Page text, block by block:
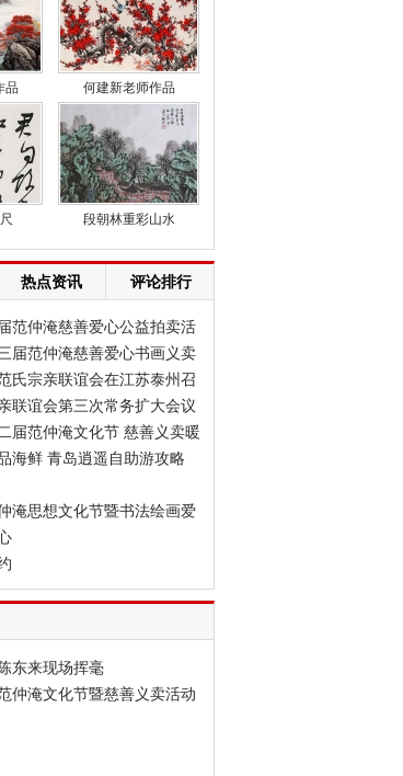
品 何建新老师作品
段朝林重彩山水
热点资讯 评论排行
范仲淹慈善爱心公益拍卖活
届范仲淹慈善爱心书画义卖
氏宗亲联谊会在江苏泰州召
抵达泰州）
联谊会第三次常务扩大会议
濮阳市范县胜利召开
届范仲淹文化节 慈善义卖暖
海鲜 青岛逍遥自助游攻略
淹思想文化节暨书法绘画爱
石家庄举行
东来现场挥毫
仲淹文化节暨慈善义卖活动